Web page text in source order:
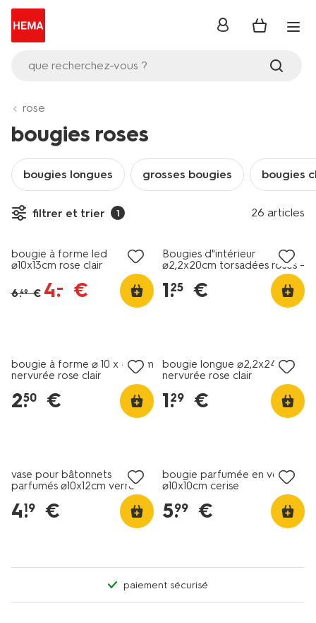
que recherchez-vous ?
se
rose
bougies roses
bougies longues grosses bougies bougies
filtrer et trier 1 26 articles
tout petit prix
bougie à forme led
⌀10x13cm rose clair
6.49 € 4.
– €
Bougies d"intérieur
⌀2,2x20cm torsadées roses -
1.
25 €
bougie à forme ⌀ 10 x 4,5 cm
nervurée rose clair
2.
50 €
bougie longue ⌀2,2x24cm
nervurée rose clair
1.
29 €
vase pour bâtonnets
parfumés ⌀10x12cm verre
4.
19 €
bougie parfumée en verre
⌀10x10cm cerise
5.
99 €
paiement sécurisé